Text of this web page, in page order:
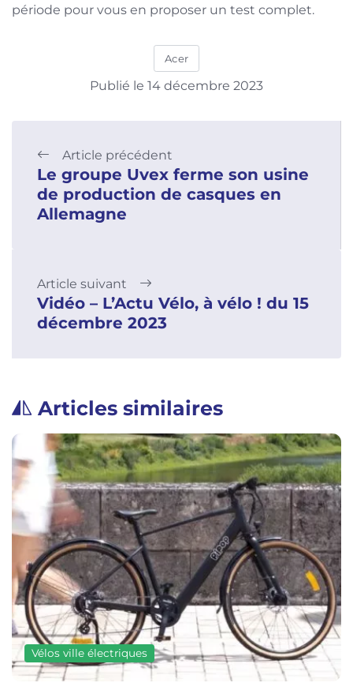
période pour vous en proposer un test complet.
Acer
Publié le 14 décembre 2023
Article précédent
Le groupe Uvex ferme son usine
de production de casques en
Allemagne
Article suivant
Vidéo – L’Actu Vélo, à vélo ! du 15
décembre 2023
Articles similaires
Vélos ville électriques